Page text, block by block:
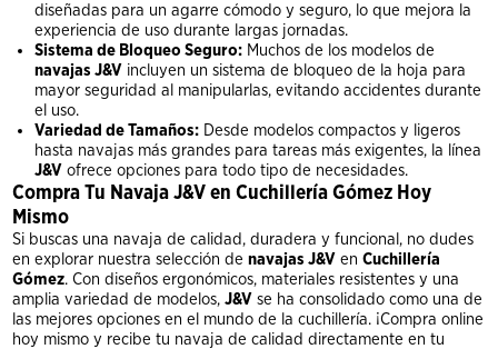
diseñadas para un agarre cómodo y seguro, lo que mejora la
experiencia de uso durante largas jornadas.
Sistema de Bloqueo Seguro: Muchos de los modelos de
navajas J&V incluyen un sistema de bloqueo de la hoja para
mayor seguridad al manipularlas, evitando accidentes durante
el uso.
Variedad de Tamaños: Desde modelos compactos y ligeros
hasta navajas más grandes para tareas más exigentes, la línea
J&V ofrece opciones para todo tipo de necesidades.
Compra Tu Navaja J&V en Cuchillería Gómez Hoy
Mismo
Si buscas una navaja de calidad, duradera y funcional, no dudes
en explorar nuestra selección denavajas J&V enCuchillería
Gómez. Con diseños ergonómicos, materiales resistentes y una
amplia variedad de modelos,J&V se ha consolidado como una de
las mejores opciones en el mundo de la cuchillería. ¡Compra online
hoy mismo y recibe tu navaja de calidad directamente en tu